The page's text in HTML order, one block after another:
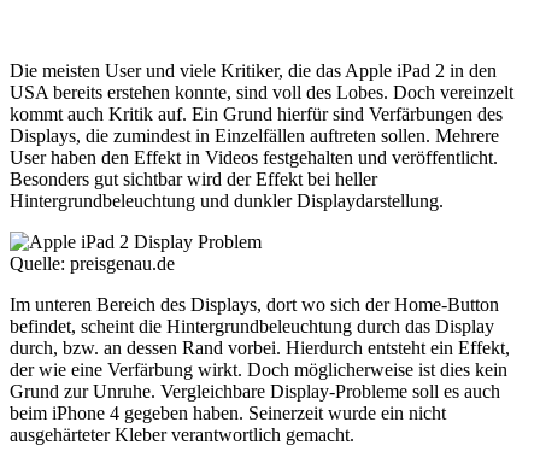
Die meisten User und viele Kritiker, die das Apple iPad 2 in den
USA bereits erstehen konnte, sind voll des Lobes. Doch vereinzelt
kommt auch Kritik auf. Ein Grund hierfür sind Verfärbungen des
Displays, die zumindest in Einzelfällen auftreten sollen. Mehrere
User haben den Effekt in Videos festgehalten und veröffentlicht.
Besonders gut sichtbar wird der Effekt bei heller
Hintergrundbeleuchtung und dunkler Displaydarstellung.
Quelle: preisgenau.de
Im unteren Bereich des Displays, dort wo sich der Home-Button
befindet, scheint die Hintergrundbeleuchtung durch das Display
durch, bzw. an dessen Rand vorbei. Hierdurch entsteht ein Effekt,
der wie eine Verfärbung wirkt. Doch möglicherweise ist dies kein
Grund zur Unruhe. Vergleichbare Display-Probleme soll es auch
beim iPhone 4 gegeben haben. Seinerzeit wurde ein nicht
ausgehärteter Kleber verantwortlich gemacht.